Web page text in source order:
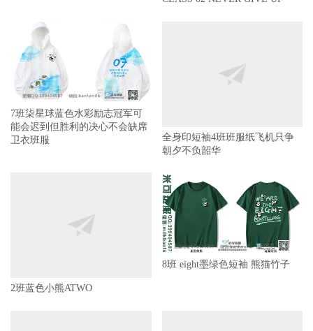
7班柒星球蓝色水彩励志冠军可
能会迟到但胜利的决心不会缺席
卫衣班服
全身印短袖4班班服纸飞机只争
朝夕不负韶华
2班蓝色小熊ATWO
8班 eight墨绿色短袖 熊猫竹子